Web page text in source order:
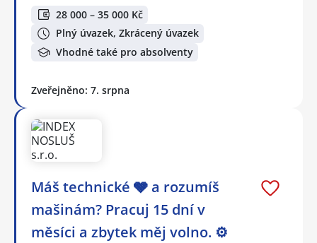
28 000 – 35 000 Kč
Plný úvazek, Zkrácený úvazek
Vhodné také pro absolventy
Zveřejněno: 7. srpna
Máš technické 🩶 a rozumíš
mašinám? Pracuj 15 dní v
měsíci a zbytek měj volno. ⚙